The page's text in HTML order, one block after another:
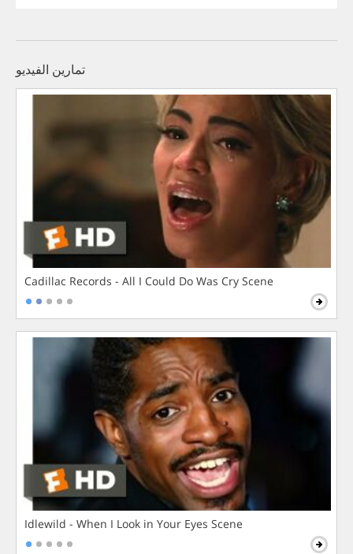
تمارين الفيديو
Cadillac Records - All I Could Do Was Cry Scene
Idlewild - When I Look in Your Eyes Scene